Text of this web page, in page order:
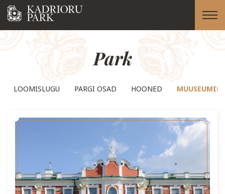
Park
LOOMISLUGU PARGI OSAD HOONED MUUSEUMID